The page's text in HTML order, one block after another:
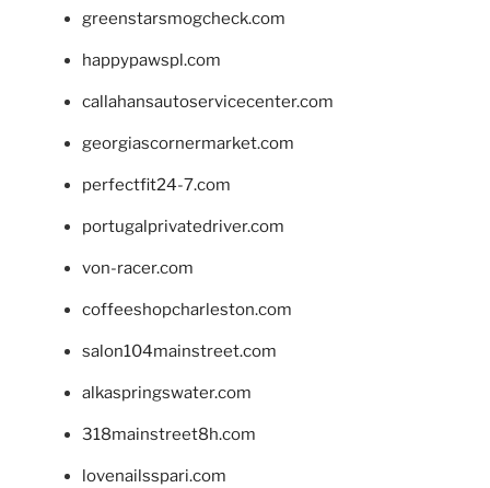
greenstarsmogcheck.com
happypawspl.com
callahansautoservicecenter.com
georgiascornermarket.com
perfectfit24-7.com
portugalprivatedriver.com
von-racer.com
coffeeshopcharleston.com
salon104mainstreet.com
alkaspringswater.com
318mainstreet8h.com
lovenailsspari.com